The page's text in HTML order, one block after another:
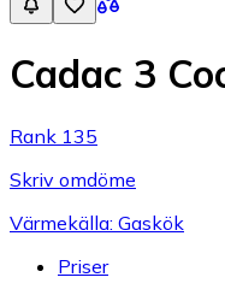
Cadac 3
Rank 135
Skriv omdöme
Värmekälla: Gaskök
Priser